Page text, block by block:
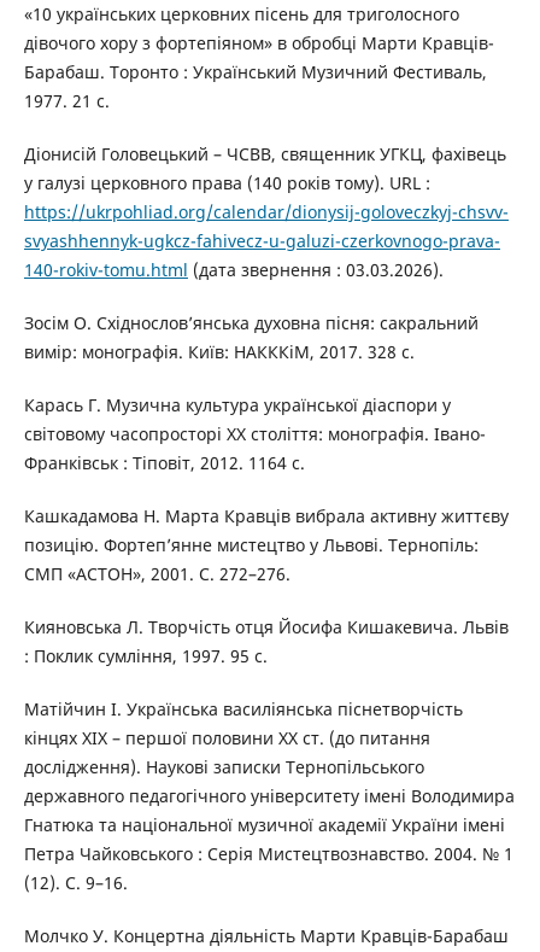
«10 українських церковних пісень для триголосного
дівочого хору з фортепіяном» в обробці Марти Кравців-
Барабаш. Торонто : Український Музичний Фестиваль,
1977. 21 с.
Діонисій Головецький – ЧСВВ, священник УГКЦ, фахівець
у галузі церковного права (140 років тому). URL :
https://ukrpohliad.org/calendar/dionysij-goloveczkyj-chsvv-
svyashhennyk-ugkcz-fahivecz-u-galuzi-czerkovnogo-prava-
140-rokiv-tomu.html (дата звернення : 03.03.2026).
Зосім О. Східнослов’янська духовна пісня: сакральний
вимір: монографія. Київ: НАКККіМ, 2017. 328 с.
Карась Г. Музична культура української діаспори у
світовому часопросторі ХХ століття: монографія. Івано-
Франківськ : Тіповіт, 2012. 1164 с.
Кашкадамова Н. Марта Кравців вибрала активну життєву
позицію. Фортеп’янне мистецтво у Львові. Тернопіль:
СМП «АСТОН», 2001. С. 272–276.
Кияновська Л. Творчість отця Йосифа Кишакевича. Львів
: Поклик сумління, 1997. 95 с.
Матійчин І. Українська василіянська піснетворчість
кінцях ХІХ – першої половини XX ст. (до питання
дослідження). Наукові записки Тернопільського
державного педагогічного університету імені Володимира
Гнатюка та національної музичної академії України імені
Петра Чайковського : Серія Мистецтвознавство. 2004. № 1
(12). С. 9–16.
Молчко У. Концертна діяльність Марти Кравців-Барабаш